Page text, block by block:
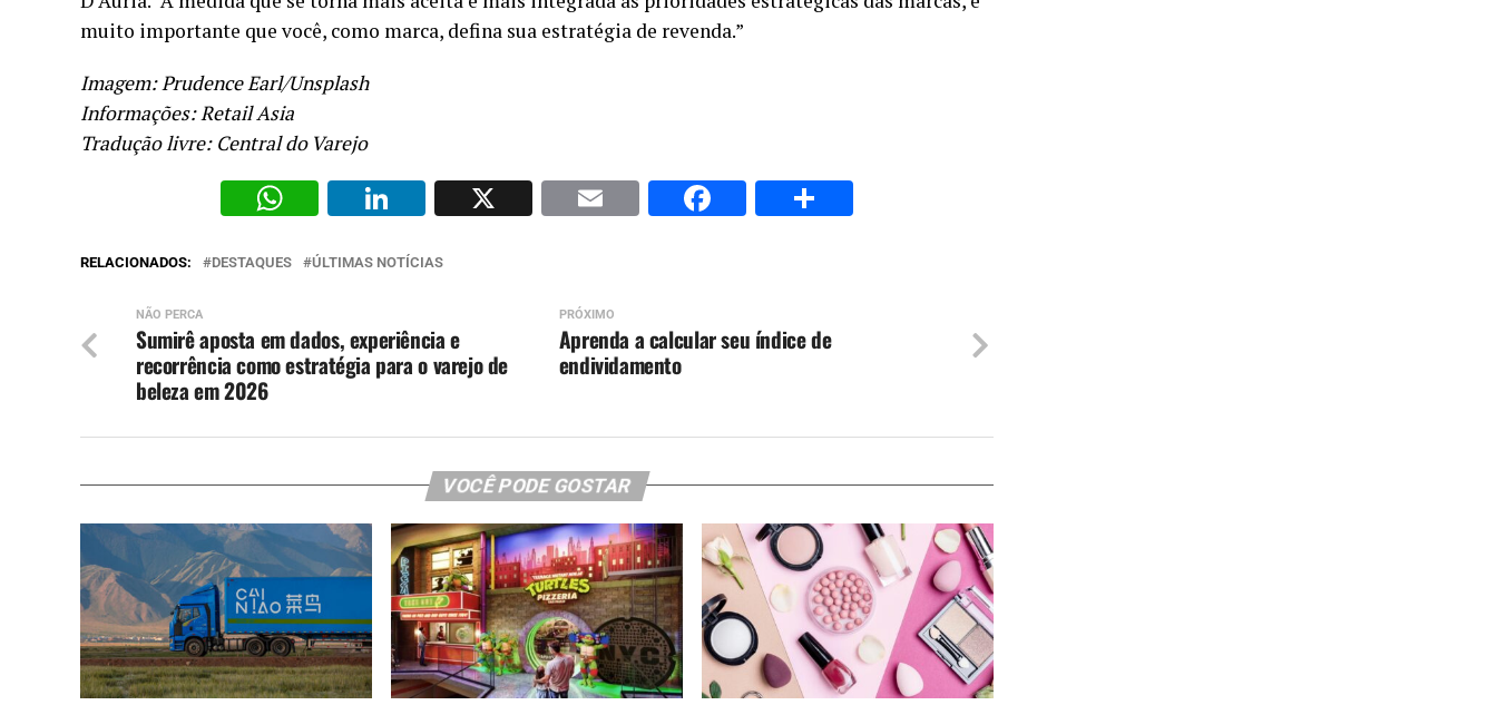
muito importante que você, como marca, defina sua estratégia de revenda.”
Imagem: Prudence Earl/Unsplash
Informações:Retail Asia
Tradução livre: Central do Varejo
WhatsAppLinkedIn
X Email Facebook
RELACIONADOS: DESTAQUES ÚLTIMAS NOTÍCIAS
PRÓXIMO
Aprenda a calcular seu índice de
endividamento
NÃO PERCA
Sumirê aposta em dados, experiência e
recorrência como estratégia para o varejo de
beleza em 2026
VOCÊ PODE GOSTAR